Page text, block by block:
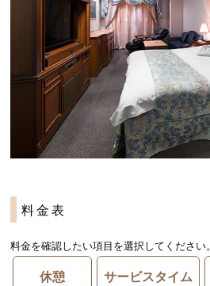
料金表
料金を確認したい項目を選択してください。
休憩 サービスタイム